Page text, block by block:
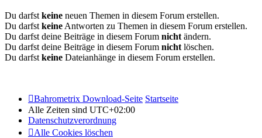
Du darfst keine neuen Themen in diesem Forum erstellen.
Du darfst keine Antworten zu Themen in diesem Forum erstellen.
Du darfst deine Beiträge in diesem Forum nicht ändern.
Du darfst deine Beiträge in diesem Forum nicht löschen.
Du darfst keine Dateianhänge in diesem Forum erstellen.
Bahrometrix Download-Seite Startseite
Alle Zeiten sind UTC+02:00
Datenschutzverordnung
Alle Cookies löschen